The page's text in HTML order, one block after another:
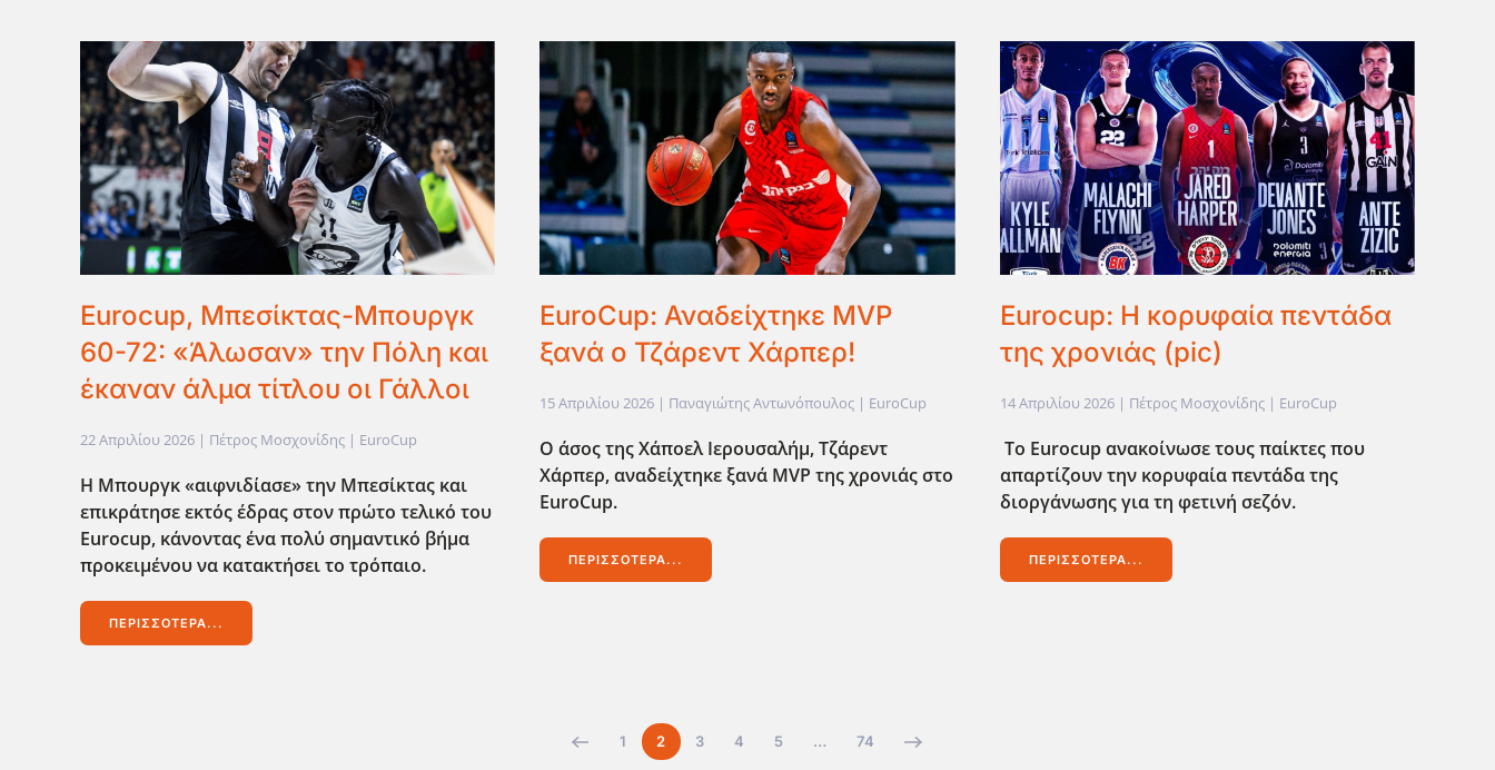
Eurocup, Μπεσίκτας-Μπουργκ
60-72: «Άλωσαν» την Πόλη και
έκαναν άλμα τίτλου οι Γάλλοι
22 Απριλίου 2026 | Πέτρος Μοσχονίδης | EuroCup
Η Μπουργκ «αιφνιδίασε» την Μπεσίκτας και
επικράτησε εκτός έδρας στον πρώτο τελικό του
Eurocup, κάνοντας ένα πολύ σημαντικό βήμα
προκειμένου να κατακτήσει το τρόπαιο.
ΠΕΡΙΣΣΌΤΕΡΑ...
EuroCup: Αναδείχτηκε MVP
ξανά ο Τζάρεντ Χάρπερ!
15 Απριλίου 2026 | Παναγιώτης Αντωνόπουλος | EuroCup
Ο άσος της Χάποελ Ιερουσαλήμ, Τζάρεντ
Χάρπερ, αναδείχτηκε ξανά MVP της χρονιάς στο
EuroCup.
ΠΕΡΙΣΣΌΤΕΡΑ...
Eurocup: Η κορυφαία πεντάδα
της χρονιάς (pic)
14 Απριλίου 2026| Πέτρος Μοσχονίδης | EuroCup
Το Eurocup ανακοίνωσε τους παίκτες που
απαρτίζουν την κορυφαία πεντάδα της
διοργάνωσης για τη φετινή σεζόν.
ΠΕΡΙΣΣΌΤΕΡΑ...
1 2 3 4 5 … 74